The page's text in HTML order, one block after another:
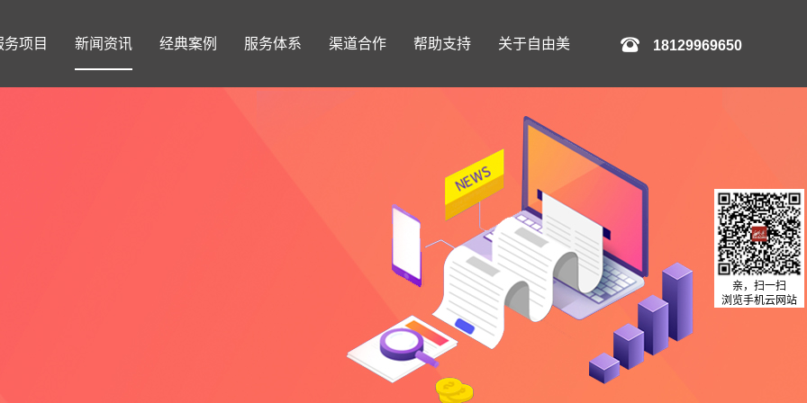
务项目 新闻资讯 经典案例 服务体系 渠道合作 帮助支持 关于自由美 18129969650
亲，扫一扫
浏览手机云网站